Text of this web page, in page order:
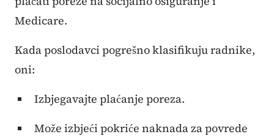
Medicare.
Kada poslodavci pogrešno klasifikuju radnike,
oni:
Izbjegavajte plaćanje poreza.
Može izbjeći pokriće naknada za povrede